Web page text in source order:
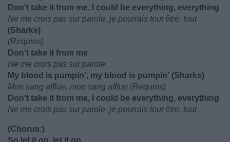
Don't take it from me, I could be everything, everything
Ne me crois pas sur parole, je pourrais tout être, tout
(Sharks)
(Requins)
Don't take it from me
Ne me crois pas sur parole
My blood is pumpin', my blood is pumpin' (Sharks)
Mon sang afflue, mon sang afflue (Requins)
Don't take it from me, I could be everything, everything
Ne me crois pas sur parole, je pourrais tout être, tout
(Chorus:)
So let it go, let it go